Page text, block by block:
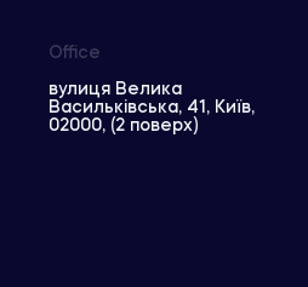
Office
вулиця Велика
Васильківська, 41, Київ,
02000, (2 поверх)